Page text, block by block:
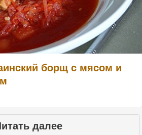
борщ с мясом и
далее